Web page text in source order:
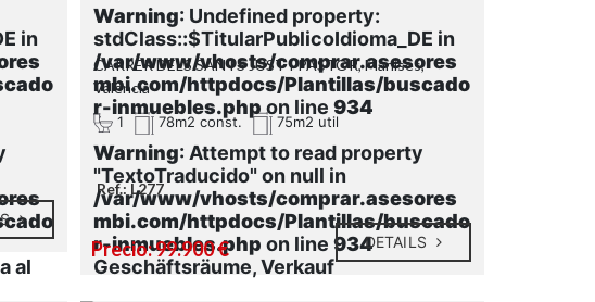
in
al
Warning: Undefined property:
stdClass::$TitularPublicoIdioma_DE in
/var/www/vhosts/comprar.asesores
mbi.com/httpdocs/Plantillas/buscado
r-inmuebles.phpon line934
Warning: Attempt to read property
"TextoTraducido" on null in
/var/www/vhosts/comprar.asesores
mbi.com/httpdocs/Plantillas/buscado
r-inmuebles.php on line934
Geschäftsräume, Verkauf
CARRER DELS SANTS JUST I PASTOR, Manises,
Valencia
1 78m2 const. 75m2 util
Ref.: L277
Precio: 99.900 € DETAILS